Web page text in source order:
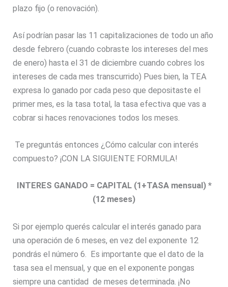
plazo fijo (o renovación).
Así podrían pasar las 11 capitalizaciones de todo un año
desde febrero (cuando cobraste los intereses del mes
de enero) hasta el 31 de diciembre cuando cobres los
intereses de cada mes transcurrido) Pues bien, la TEA
expresa lo ganado por cada peso que depositaste el
primer mes, es la tasa total, la tasa efectiva que vas a
cobrar si haces renovaciones todos los meses.
Te preguntás entonces ¿Cómo calcular con interés
compuesto? ¡CON LA SIGUIENTE FORMULA!
INTERES GANADO = CAPITAL (1+TASA mensual) *
(12 meses)
Si por ejemplo querés calcular el interés ganado para
una operación de 6 meses, en vez del exponente 12
pondrás el número 6. Es importante que el dato de la
tasa sea el mensual, y que en el exponente pongas
siempre una cantidad de meses determinada. ¡No